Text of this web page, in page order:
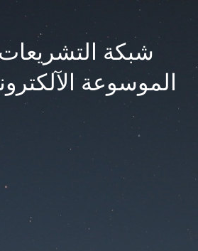
شبكة التشريعات
الموسوعة